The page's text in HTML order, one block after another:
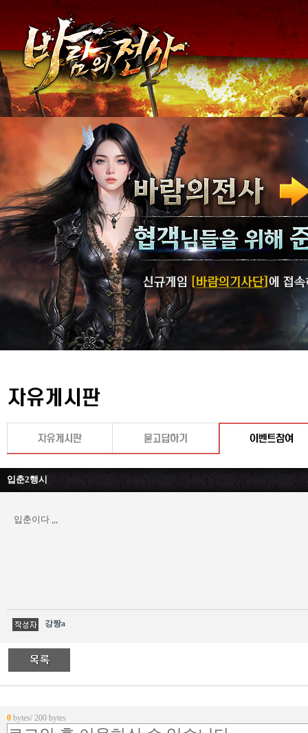
입춘2행시
입춘이다 ,,,
강짱a
0 bytes/ 200 bytes